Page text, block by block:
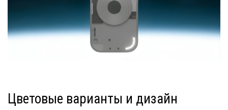
Цветовые варианты и дизайн